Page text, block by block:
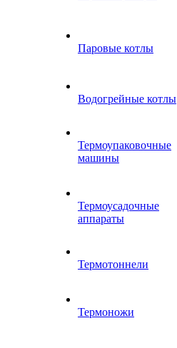
Паровые котлы
Водогрейные котлы
Термоупаковочные
машины
Термоусадочные
аппараты
Термотоннели
Термоножи